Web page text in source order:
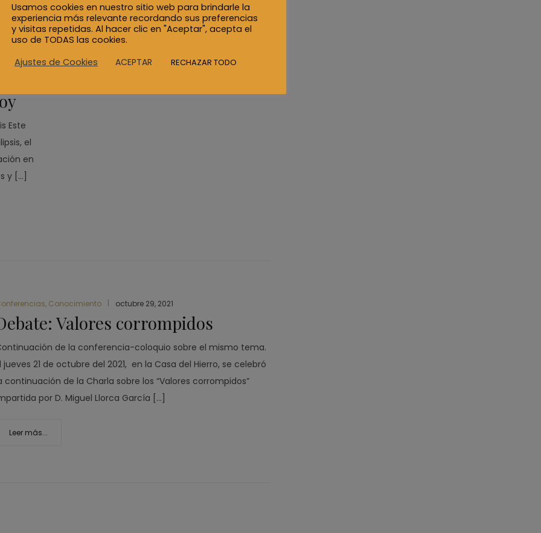
Este
el
en
y […]
, Conocimiento octubre 29, 2021
Valores corrompidos
de la conferencia-coloquio sobre el mismo tema.
jueves 21 de octubre del 2021, en la Casa del Hierro, se celebró
continuación de la Charla sobre los “Valores corrompidos”
por D. Miguel Llorca García […]
Leer más...
Usamos cookies en nuestro sitio web para brindarle la
experiencia más relevante recordando sus preferencias
y visitas repetidas. Al hacer clic en "Aceptar", acepta el
uso de TODAS las cookies.
Ajustes de Cookies
ACEPTAR RECHAZAR TODO